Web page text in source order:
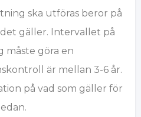
ska utföras beror på
gäller. Intervallet på
måste göra en
är mellan 3-6 år.
på vad som gäller för